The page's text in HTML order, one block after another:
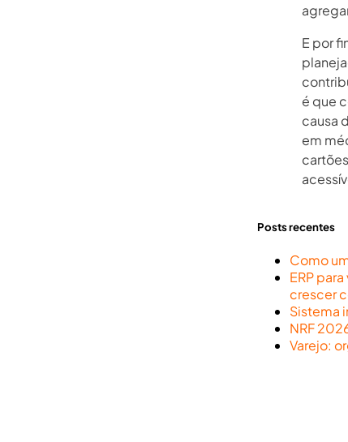
E por
é que
causa
em
Posts recentes
Como
ERP
crescer
Sistema
NRF
Varejo: